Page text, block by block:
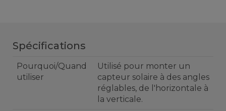
Spécifications
Pourquoi/Quand
utiliser
Utilisé pour monter un
capteur solaire à des angles
réglables, de l'horizontale à
la verticale.